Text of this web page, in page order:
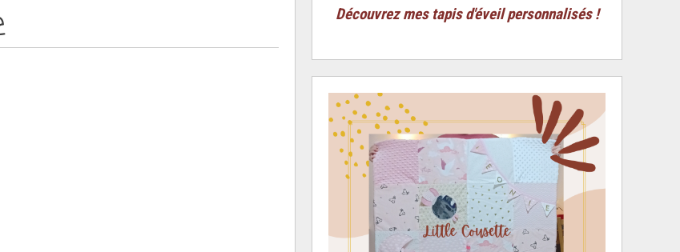
Découvrez mes tapis d'éveil personnalisés !